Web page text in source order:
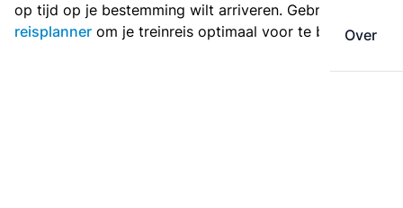
Over
op tijd op je bestemming wilt arriveren. Gebruik de
reisplanner om je treinreis optimaal voor te bereiden.